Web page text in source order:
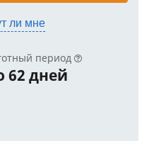
ли мне
период
62 дней